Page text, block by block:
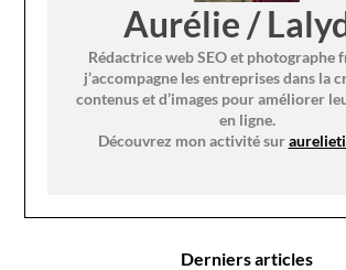
Aurélie /
Rédactrice web SEO et photographe
j’accompagne les entreprises dans la
contenus et d’images pour améliorer
en ligne.
Découvrez mon activité sur
Derniers articles